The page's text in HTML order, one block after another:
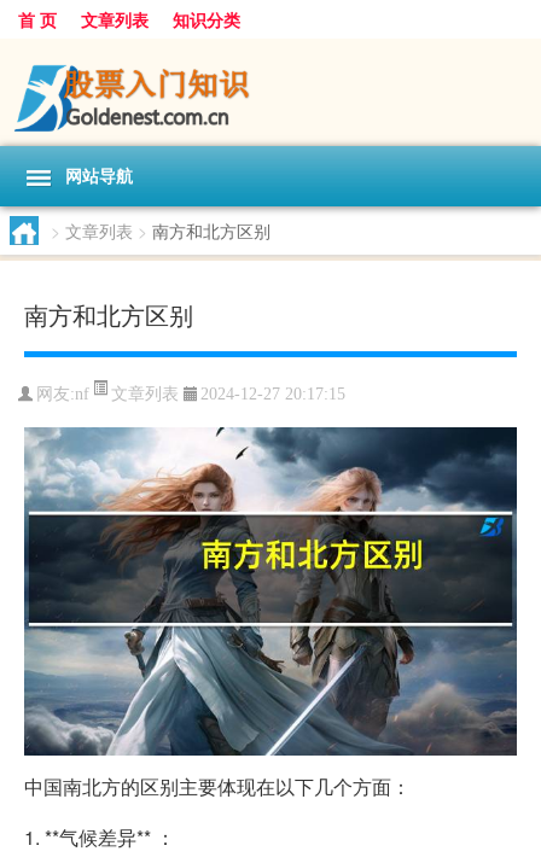
首 页 文章列表 知识分类
网站导航
> 文章列表 > 南方和北方区别
南方和北方区别
网友:nf 文章列表 2024-12-27 20:17:15
中国南北方的区别主要体现在以下几个方面：
1. **气候差异** ：